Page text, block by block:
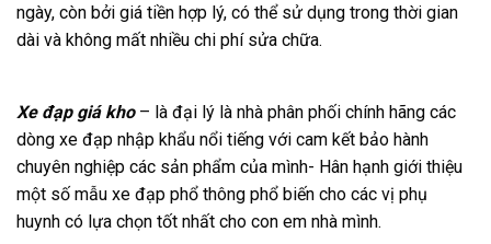
ngày, còn bởi giá tiền hợp lý, có thể sử dụng trong thời gian
dài và không mất nhiều chi phí sửa chữa.
Xe đạp giá kho– là đại lý là nhà phân phối chính hãng các
dòng xe đạp nhập khẩu nổi tiếng với cam kết bảo hành
chuyên nghiệp các sản phẩm của mình- Hân hạnh giới thiệu
một số mẫu xe đạp phổ thông phổ biến cho các vị phụ
huynh có lựa chọn tốt nhất cho con em nhà mình.